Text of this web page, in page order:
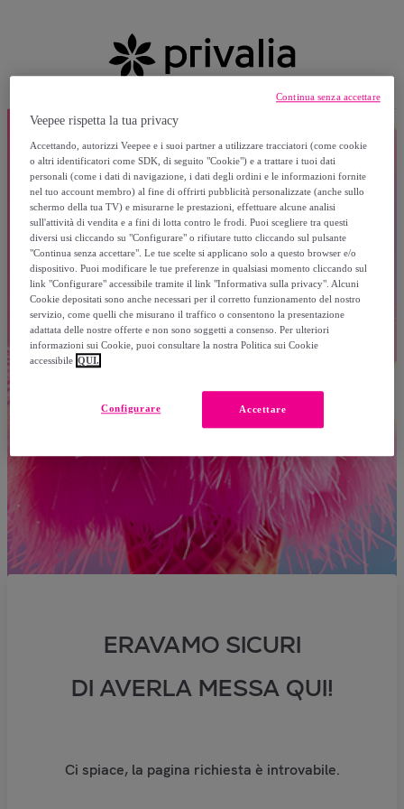
ERAVAMO SICURI
DI AVERLA MESSA QUI!
Ci spiace, la pagina richiesta è introvabile.
Veepee rispetta la tua privacy
Accettando, autorizzi Veepee e i suoi partner a utilizzare tracciatori (come cookie
o altri identificatori come SDK, di seguito "Cookie") e a trattare i tuoi dati
personali (come i dati di navigazione, i dati degli ordini e le informazioni fornite
nel tuo account membro) al fine di offrirti pubblicità personalizzate (anche sullo
schermo della tua TV) e misurarne le prestazioni, effettuare alcune analisi
sull'attività di vendita e a fini di lotta contro le frodi. Puoi scegliere tra questi
diversi usi cliccando su "Configurare" o rifiutare tutto cliccando sul pulsante
"Continua senza accettare". Le tue scelte si applicano solo a questo browser e/o
dispositivo. Puoi modificare le tue preferenze in qualsiasi momento cliccando sul
link "Configurare" accessibile tramite il link "Informativa sulla privacy". Alcuni
Cookie depositati sono anche necessari per il corretto funzionamento del nostro
servizio, come quelli che misurano il traffico o consentono la presentazione
adattata delle nostre offerte e non sono soggetti a consenso. Per ulteriori
informazioni sui Cookie, puoi consultare la nostra Politica sui Cookie
accessibile QUI.
Accettare
Configurare
Continua senza accettare